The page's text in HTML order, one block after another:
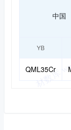
中国
YB
QML35Cr